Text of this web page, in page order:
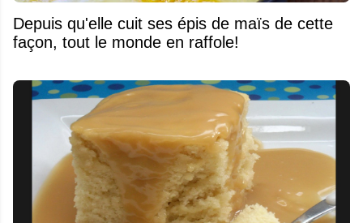
Depuis qu'elle cuit ses épis de maïs de cette
façon, tout le monde en raffole!